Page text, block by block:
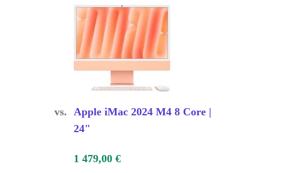
vs. Apple iMac 2024 M4 8 Core |
24"
1 479,00 €